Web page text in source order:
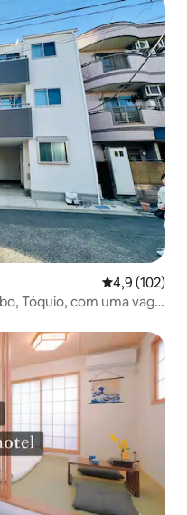
4,9 de uma
4,9 (102)
Tóquio, com uma vaga
hóspedes